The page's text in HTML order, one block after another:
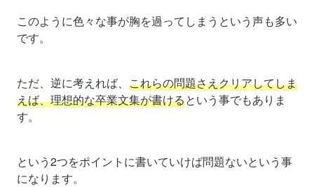
このように色々な事が胸を過ってしまうという声も多い
です。
ただ、逆に考えれば、 これらの問題さえクリアしてしま
えば、理想的な卒業文集が書けるという事でもありま
す。
という2つをポイントに書いていけば問題ないという事
になります。